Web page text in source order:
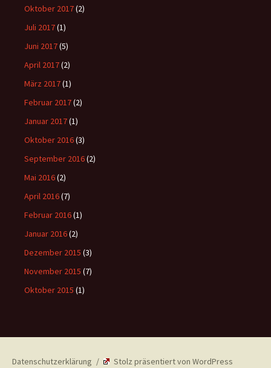
Oktober 2017(2)
Juli 2017(1)
Juni 2017(5)
April 2017(2)
März 2017(1)
Februar 2017(2)
Januar 2017(1)
Oktober 2016(3)
September 2016(2)
Mai 2016(2)
April 2016(7)
Februar 2016(1)
Januar 2016(2)
Dezember 2015 (3)
November 2015 (7)
Oktober 2015 (1)
Datenschutzerklärung Stolz präsentiert von WordPress